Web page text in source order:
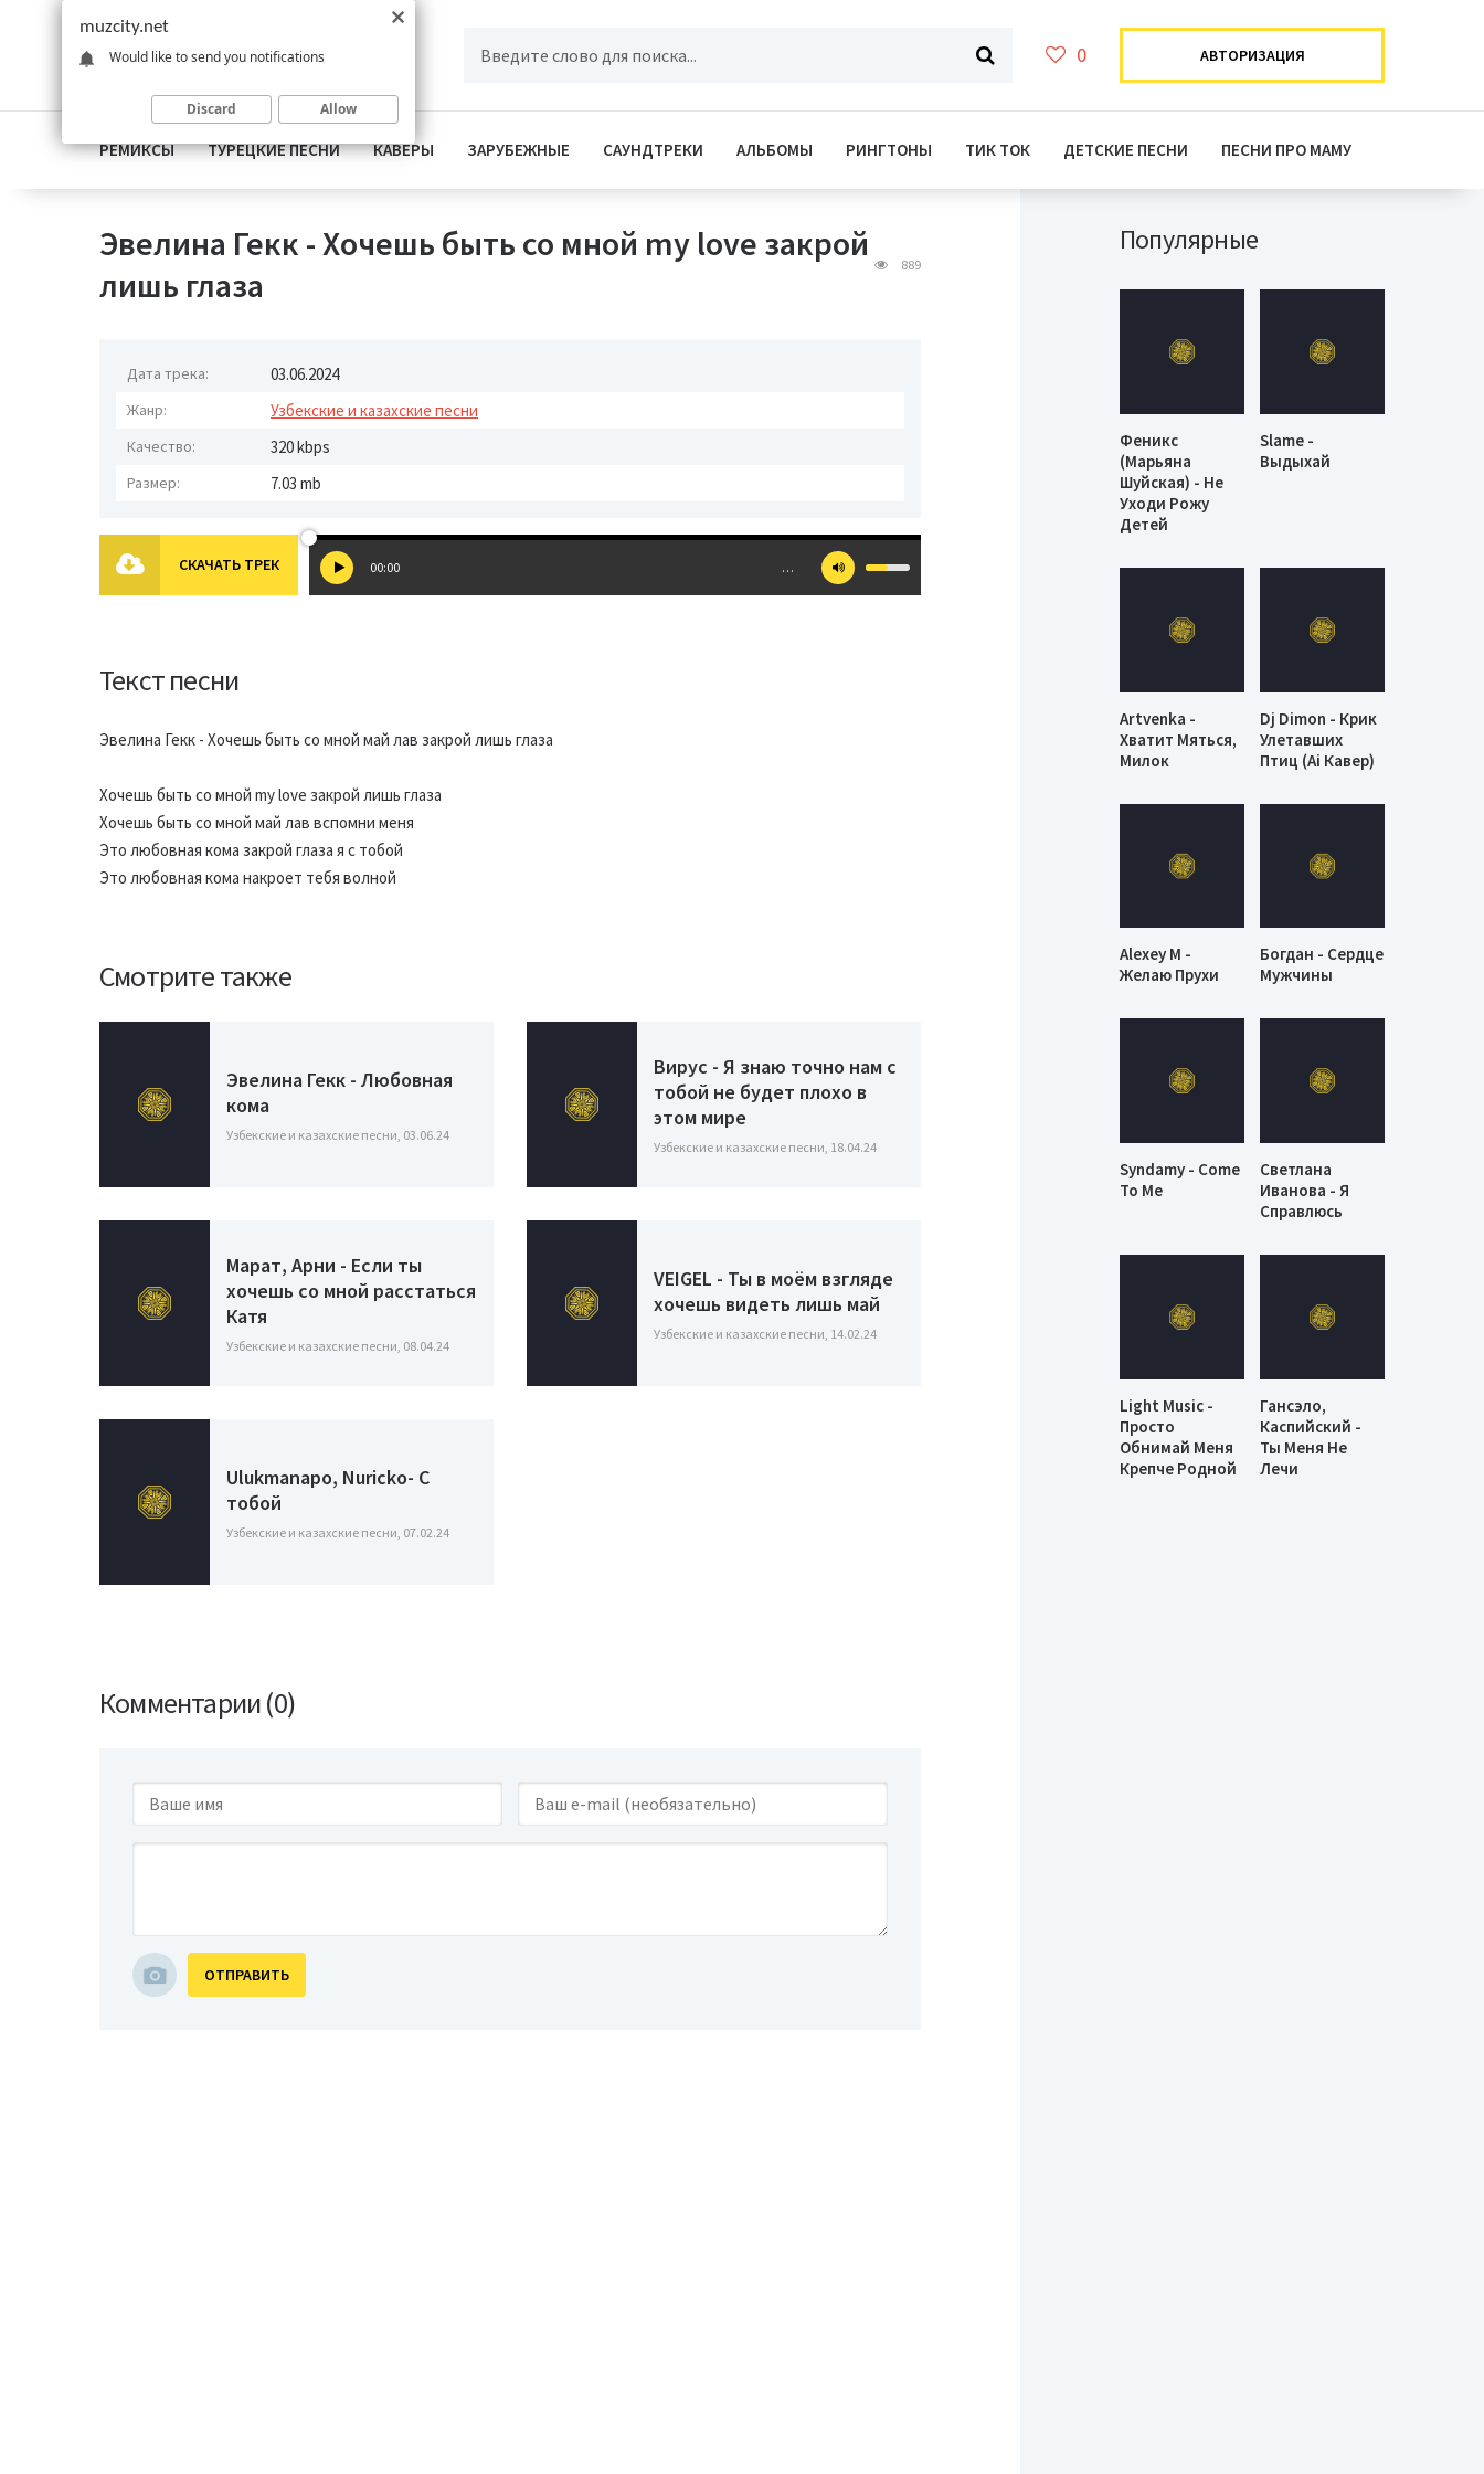
0 АВТОРИЗАЦИЯ
РЕМИКСЫ ТУРЕЦКИЕ ПЕСНИ КАВЕРЫ ЗАРУБЕЖНЫЕ САУНДТРЕКИ АЛЬБОМЫ РИНГТОНЫ ТИК ТОК ДЕТСКИЕ ПЕСНИ ПЕСНИ ПРО МАМУ
Эвелина Гекк - Хочешь быть со мной my love закрой
лишь глаза
889
Дата трека: 03.06.2024
Жанр: Узбекские и казахские песни
Качество: 320 kbps
Размер: 7.03 mb
СКАЧАТЬ ТРЕК 00:00 …
Текст песни
Эвелина Гекк - Хочешь быть со мной май лав закрой лишь глаза
Хочешь быть со мной my love закрой лишь глаза
Хочешь быть со мной май лав вспомни меня
Это любовная кома закрой глаза я с тобой
Это любовная кома накроет тебя волной
Смотрите также
Эвелина Гекк - Любовная
кома
Узбекские и казахские песни, 03.06.24
Вирус - Я знаю точно нам с
тобой не будет плохо в
этом мире
Узбекские и казахские песни, 18.04.24
Марат, Арни - Если ты
хочешь со мной расстаться
Катя
Узбекские и казахские песни, 08.04.24
VEIGEL - Ты в моём взгляде
хочешь видеть лишь май
Узбекские и казахские песни, 14.02.24
Ulukmanapo, Nuricko- С
тобой
Узбекские и казахские песни, 07.02.24
Комментарии (0)
ОТПРАВИТЬ
Популярные
Феникс
(Марьяна
Шуйская) - Не
Уходи Рожу
Детей
Slame -
Выдыхай
Artvenka -
Хватит Мяться,
Милок
Dj Dimon - Крик
Улетавших
Птиц (Ai Кавер)
Alexey M -
Желаю Прухи
Богдан - Сердце
Мужчины
Syndamy - Come
To Me
Светлана
Иванова - Я
Справлюсь
Light Music -
Просто
Обнимай Меня
Крепче Родной
Гансэло,
Каспийский -
Ты Меня Не
Лечи
muzcity.net
Would like to send you notifications
Discard Allow